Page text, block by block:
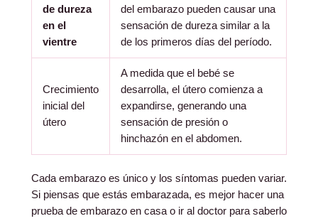
de dureza
en el
vientre
del embarazo pueden causar una
sensación de dureza similar a la
de los primeros días del período.
Crecimiento
inicial del
útero
A medida que el bebé se
desarrolla, el útero comienza a
expandirse, generando una
sensación de presión o
hinchazón en el abdomen.
Cada embarazo es único y los síntomas pueden variar.
Si piensas que estás embarazada, es mejor hacer una
prueba de embarazo en casa o ir al doctor para saberlo